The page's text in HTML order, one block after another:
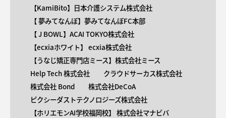
【KamiBito​】日本介護システム株式会社
【 ​夢みてなんぼ】夢みてなんぼFC本部
【 ​J BOWL】ACAI TOKYO株式会社
【​ecxiaホワイト】 ecxia株式会社
【​うなじ矯正専門店ミース】株式会社ミース
Help Tech 株式会社
クラウドサーカス株式会社
株式会社 Bond
株式会社DeCoA
ピクシーダストテクノロジーズ株式会社
【ホリエモンAI学校福岡校】 株式会社マナビバ